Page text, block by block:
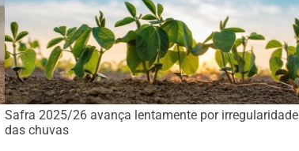
Safra 2025/26 avança lentamente por irregularidade
das chuvas